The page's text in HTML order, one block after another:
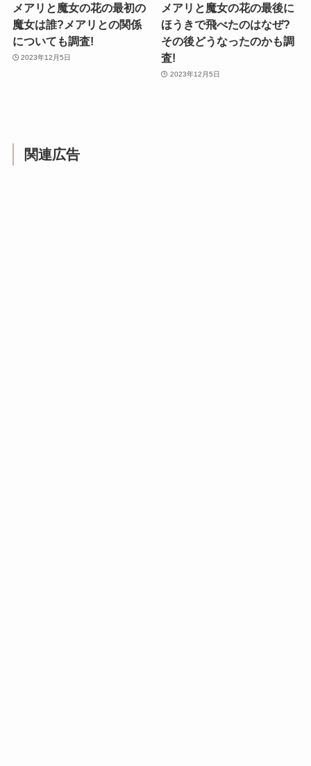
メアリと魔女の花の最初の
魔女は誰?メアリとの関係
についても調査!
2023年12月5日
メアリと魔女の花の最後に
ほうきで飛べたのはなぜ?
その後どうなったのかも調
査!
2023年12月5日
関連広告